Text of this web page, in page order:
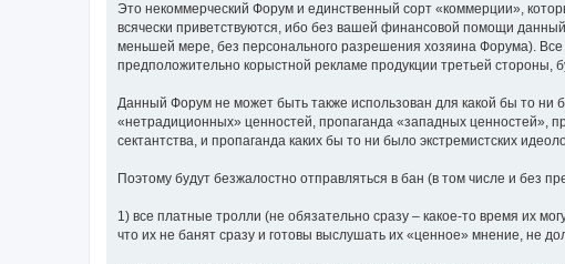
Это некоммерческий Форум и единственный сорт «коммерции»,
всячески приветствуются, ибо без вашей финансовой помощи
меньшей мере, без персонального разрешения хозяина Форума).
предположительно корыстной рекламе продукции третьей
Данный Форум не может быть также использован для какой бы то ни
«нетрадиционных» ценностей, пропаганда «западных ценностей»,
сектантства, и пропаганда каких бы то ни было экстремистских
Поэтому будут безжалостно отправляться в бан (в том числе и без
1) все платные тролли (не обязательно сразу – какое-то время их
что их не банят сразу и готовы выслушать их «ценное» мнение, не